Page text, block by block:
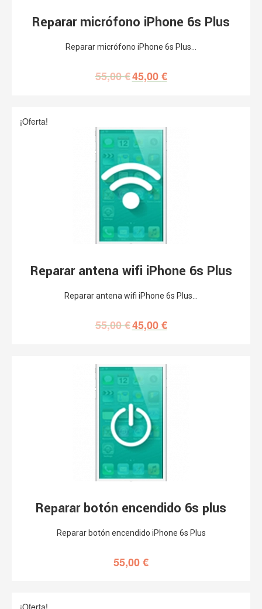
Reparar micrófono iPhone 6s Plus
Reparar micrófono iPhone 6s Plus…
55,00€45,00€
¡Oferta!
Reparar antena wifi iPhone 6s Plus
Reparar antena wifi iPhone 6s Plus…
55,00€45,00€
Reparar botón encendido 6s plus
Reparar botón encendido iPhone 6s Plus
55,00€
¡Oferta!